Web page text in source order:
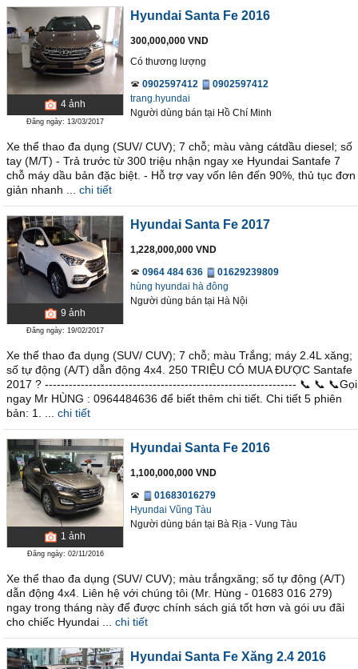
4 ảnh
Đăng ngày: 13/03/2017
Hyundai Santa Fe 2016
300,000,000 VND
Có thương lượng
0902597412
0902597412
trang.hyundai
Người dùng bán tại Hồ Chí Minh
Xe thể thao đa dụng (SUV/ CUV); 7 chỗ; màu vàng cátdầu diesel; số
tay (M/T) - Trả trước từ 300 triệu nhận ngay xe Hyundai Santafe 7
chỗ máy dầu bản đặc biệt. - Hỗ trợ vay vốn lên đến 90%, thủ tục đơn
giản nhanh ...
chi tiết
9 ảnh
Đăng ngày: 19/02/2017
Hyundai Santa Fe 2017
1,228,000,000 VND
0964 484 636
01629239809
hùng hyundai hà đông
Người dùng bán tại Hà Nội
Xe thể thao đa dụng (SUV/ CUV); 7 chỗ; màu Trắng; máy 2.4L xăng;
số tự động (A/T) dẫn động 4x4. 250 TRIỆU CÓ MUA ĐƯỢC Santafe
2017 ? --------------------------------------------------------------- 📞 📞 📞Gọi
ngay Mr HÙNG : 0964484636 để biết thêm chi tiết. Chi tiết 5 phiên
bản: 1. ...
chi tiết
1 ảnh
Đăng ngày: 02/11/2016
Hyundai Santa Fe 2016
1,100,000,000 VND
01683016279
Hyundai Vũng Tàu
Người dùng bán tại Bà Rịa - Vung Tàu
Xe thể thao đa dụng (SUV/ CUV); màu trắngxăng; số tự động (A/T)
dẫn động 4x4. Liên hệ với chúng tôi (Mr. Hùng - 01683 016 279)
ngay trong tháng này để được chính sách giá tốt hơn và gói ưu đãi
cho chiếc Hyundai ...
chi tiết
Hyundai Santa Fe Xăng 2.4 2016